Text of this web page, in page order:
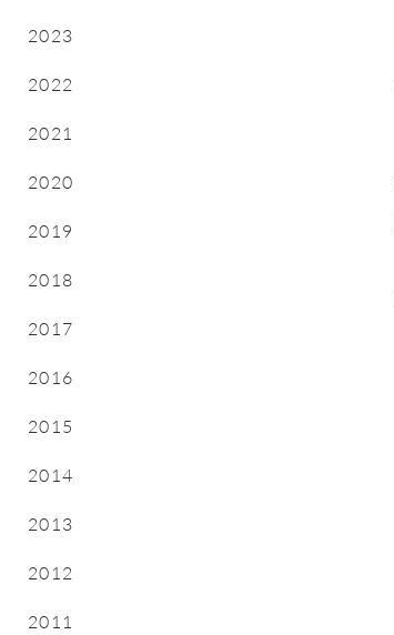
2023
2022
2021
2020
2019
2018
2017
2016
2015
2014
2013
2012
2011